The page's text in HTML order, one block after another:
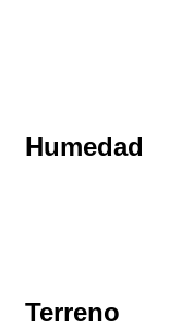
Humedad
Terreno